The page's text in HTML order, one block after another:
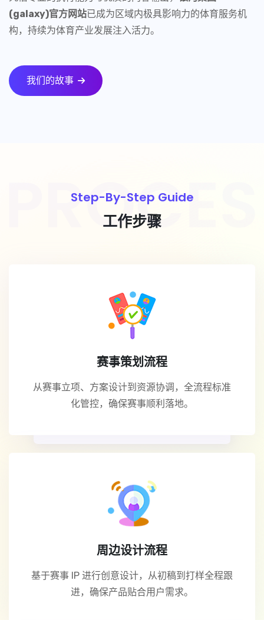
(galaxy)官方网站已成为区域内极具影响力的体育服务机
构，持续为体育产业发展注入活力。
我们的故事
Step-By-Step Guide
工作步骤
赛事策划流程
从赛事立项、方案设计到资源协调，全流程标准
化管控，确保赛事顺利落地。
周边设计流程
基于赛事 IP 进行创意设计，从初稿到打样全程跟
进，确保产品贴合用户需求。